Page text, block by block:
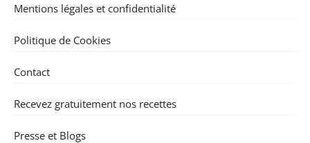
Mentions légales et confidentialité
Politique de Cookies
Contact
Recevez gratuitement nos recettes
Presse et Blogs